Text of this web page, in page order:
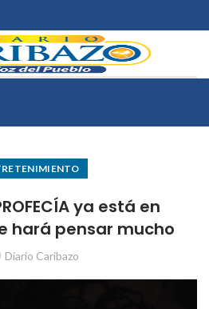
ya está en
hará pensar mucho
Diario Caribazo